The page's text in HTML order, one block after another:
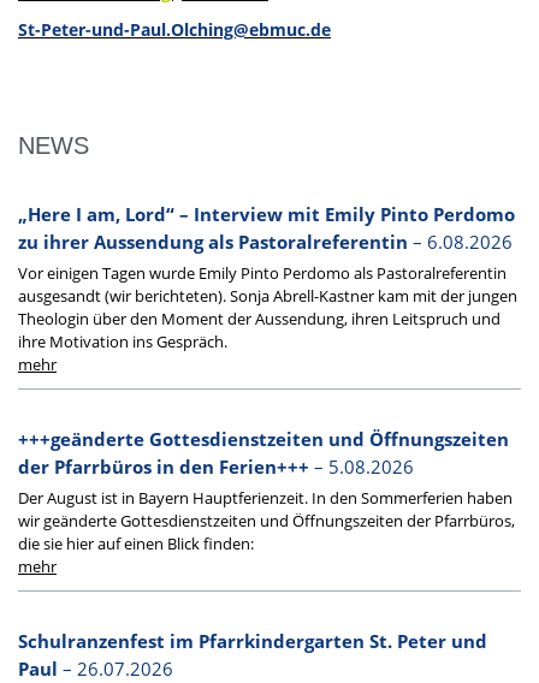
St-Peter-und-Paul.Olching@ebmuc.de
NEWS
„Here I am, Lord“ – Interview mit Emily Pinto Perdomo
zu ihrer Aussendung als Pastoralreferentin – 6.08.2026
Vor einigen Tagen wurde Emily Pinto Perdomo als Pastoralreferentin
ausgesandt (wir berichteten). Sonja Abrell-Kastner kam mit der jungen
Theologin über den Moment der Aussendung, ihren Leitspruch und
ihre Motivation ins Gespräch.
+++geänderte Gottesdienstzeiten und Öffnungszeiten
der Pfarrbüros in den Ferien+++ – 5.08.2026
Der August ist in Bayern Hauptferienzeit. In den Sommerferien haben
wir geänderte Gottesdienstzeiten und Öffnungszeiten der Pfarrbüros,
die sie hier auf einen Blick finden:
Schulranzenfest im Pfarrkindergarten St. Peter und
Paul – 26.07.2026